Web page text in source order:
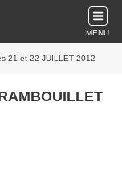
MENU
21 et 22 JUILLET 2012